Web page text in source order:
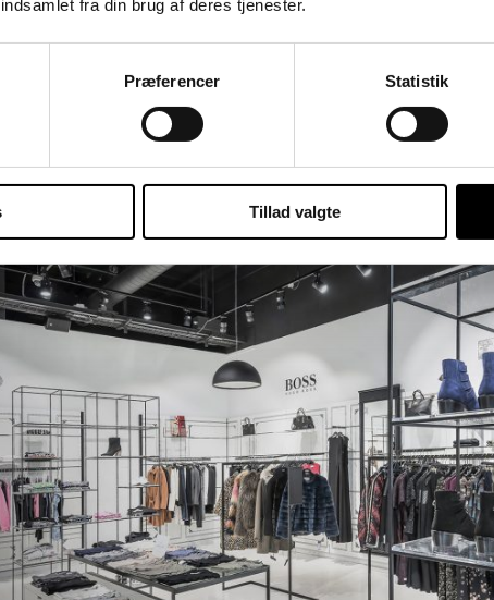
fra din brug af deres tjenester.
Præferencer Statistik
Tillad valgte